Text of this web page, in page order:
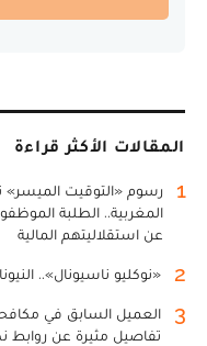
المقالات الأكثر قراءة
1
رسوم «التوقيت الميسر»
المغربية.. الطلبة
عن استقلاليتهم المالية
2 «نوكليو ناسيونال»..
3
العميل السابق في
تفاصيل مثيرة عن روابط